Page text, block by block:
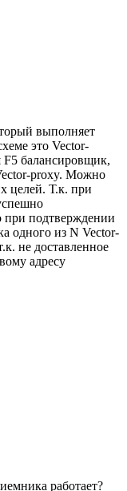
выполняет
это Vector-
F5 балансировщик,
proxy. Можно
целей. Т.к. при
при подтверждении
одного из N Vector-
не доставленное
адресу
работает?